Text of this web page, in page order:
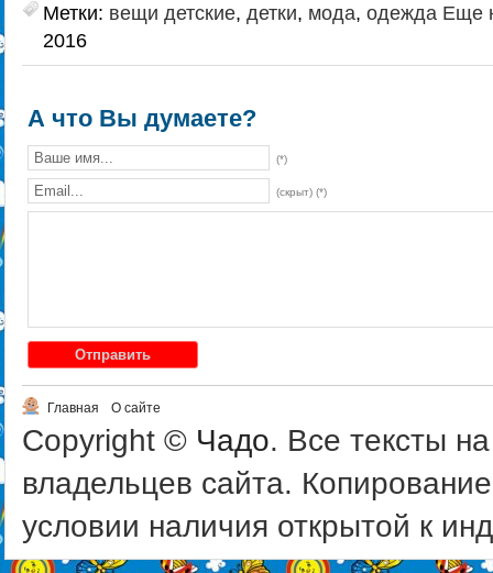
Метки: вещи детские, детки, мода, одежда Еще
2016
А что Вы думаете?
(*)
(скрыт) (*)
Главная О сайте
Copyright © Чадо. Все тексты
владельцев сайта.
условии наличия открытой к